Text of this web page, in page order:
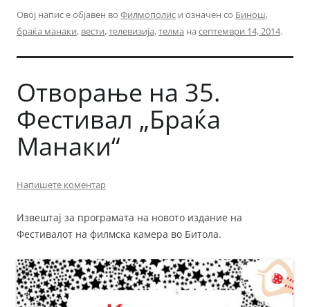
Овој напис е објавен во Филмополис и означен со Бинош,
браќа манаки, вести,телевизија,телма на септември 14, 2014.
Отворање на 35.
Фестивал „Браќа
Манаки“
Напишете коментар
Извештај за програмата на новото издание на
Фестивалот на филмска камера во Битола.